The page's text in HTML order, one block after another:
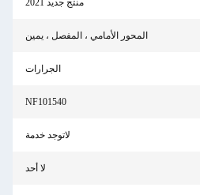
منتج جديد 2021
المحور الأمامي ، المفصل ، يمين
الجرارات
NF101540
لاتوجد خدمة
لا أحد